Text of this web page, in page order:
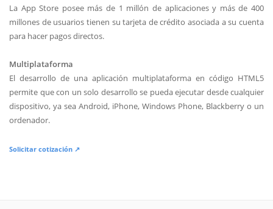
La App Store posee más de 1 millón de aplicaciones y más de 400
millones de usuarios tienen su tarjeta de crédito asociada a su cuenta
para hacer pagos directos.
Multiplataforma
El desarrollo de una aplicación multiplataforma en código HTML5
permite que con un solo desarrollo se pueda ejecutar desde cualquier
dispositivo, ya sea Android, iPhone, Windows Phone, Blackberry o un
ordenador.
Solicitar cotización ↗